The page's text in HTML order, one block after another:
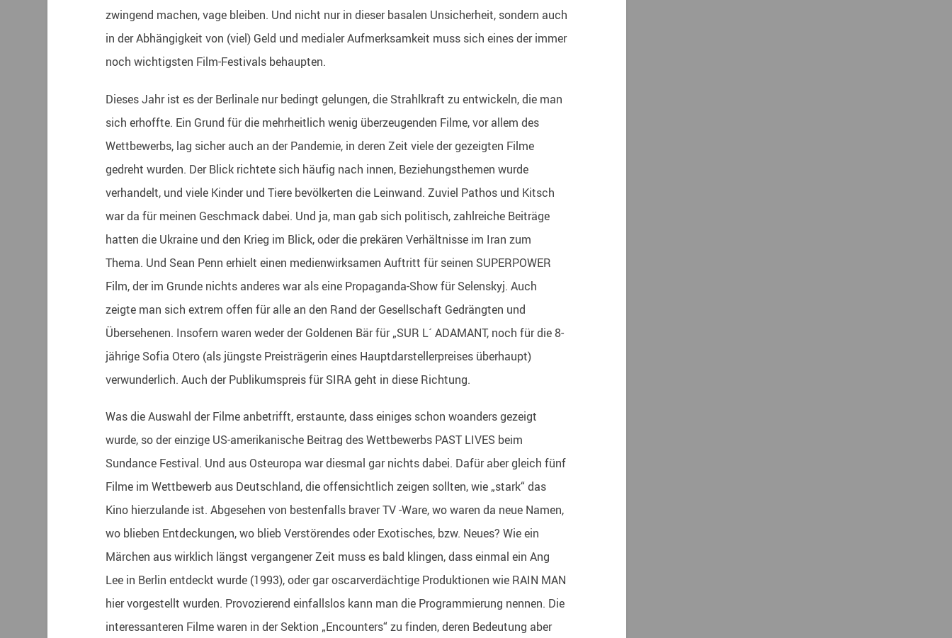
zwingend machen, vage bleiben. Und nicht nur in dieser basalen Unsicherheit, sondern auch
in der Abhängigkeit von (viel) Geld und medialer Aufmerksamkeit muss sich eines der immer
noch wichtigsten Film-Festivals behaupten.
Dieses Jahr ist es der Berlinale nur bedingt gelungen, die Strahlkraft zu entwickeln, die man
sich erhoffte. Ein Grund für die mehrheitlich wenig überzeugenden Filme, vor allem des
Wettbewerbs, lag sicher auch an der Pandemie, in deren Zeit viele der gezeigten Filme
gedreht wurden. Der Blick richtete sich häufig nach innen, Beziehungsthemen wurde
verhandelt, und viele Kinder und Tiere bevölkerten die Leinwand. Zuviel Pathos und Kitsch
war da für meinen Geschmack dabei. Und ja, man gab sich politisch, zahlreiche Beiträge
hatten die Ukraine und den Krieg im Blick, oder die prekären Verhältnisse im Iran zum
Thema. Und Sean Penn erhielt einen medienwirksamen Auftritt für seinen SUPERPOWER
Film, der im Grunde nichts anderes war als eine Propaganda-Show für Selenskyj. Auch
zeigte man sich extrem offen für alle an den Rand der Gesellschaft Gedrängten und
Übersehenen. Insofern waren weder der Goldenen Bär für „SUR L´ ADAMANT, noch für die 8-
jährige Sofia Otero (als jüngste Preisträgerin eines Hauptdarstellerpreises überhaupt)
verwunderlich. Auch der Publikumspreis für SIRA geht in diese Richtung.
Was die Auswahl der Filme anbetrifft, erstaunte, dass einiges schon woanders gezeigt
wurde, so der einzige US-amerikanische Beitrag des Wettbewerbs PAST LIVES beim
Sundance Festival. Und aus Osteuropa war diesmal gar nichts dabei. Dafür aber gleich fünf
Filme im Wettbewerb aus Deutschland, die offensichtlich zeigen sollten, wie „stark“ das
Kino hierzulande ist. Abgesehen von bestenfalls braver TV -Ware, wo waren da neue Namen,
wo blieben Entdeckungen, wo blieb Verstörendes oder Exotisches, bzw. Neues? Wie ein
Märchen aus wirklich längst vergangener Zeit muss es bald klingen, dass einmal ein Ang
Lee in Berlin entdeckt wurde (1993), oder gar oscarverdächtige Produktionen wie RAIN MAN
hier vorgestellt wurden. Provozierend einfallslos kann man die Programmierung nennen. Die
interessanteren Filme waren in der Sektion „Encounters“ zu finden, deren Bedeutung aber